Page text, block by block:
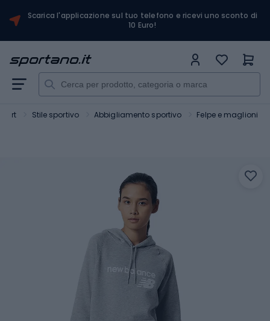
Scarica l'applicazione sul tuo telefono e ricevi uno sconto di
10 Euro!
Stile sportivo Abbigliamento sportivo Felpe e maglioni